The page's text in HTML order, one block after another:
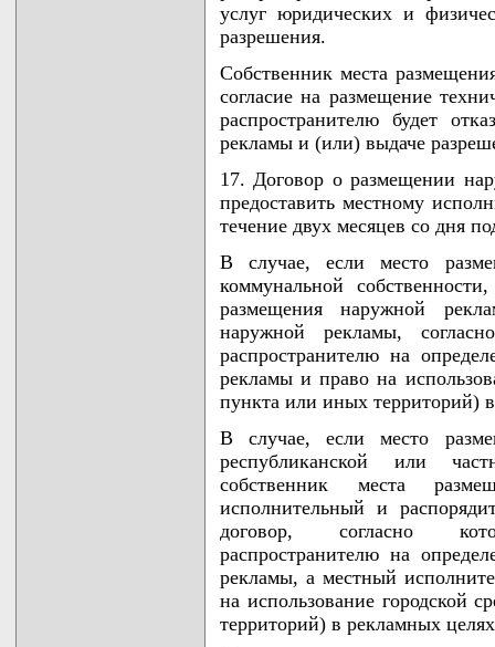
услуг юридических и
разрешения.
Собственник места
согласие на размещение
распространителю будет
рекламы и (или) выдаче
17. Договор о размещении
предоставить местному
течение двух месяцев со дня
В случае, если место
коммунальной
размещения наружной
наружной рекламы,
распространителю на
рекламы и право на
пункта или иных территорий)
В случае, если место
республиканской или
собственник места
исполнительный и
договор, согласно
распространителю на
рекламы, а местный
на использование городской
территорий) в рекламных